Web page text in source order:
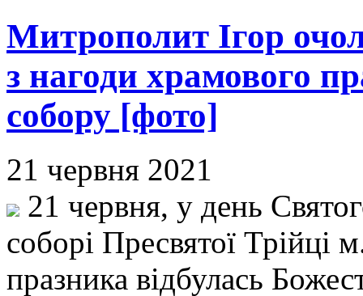
Митрополит Ігор
з нагоди храмового
собору [фото]
21 червня 2021
21 червня, у день
соборі Пресвятої Трійці
празника відбулась